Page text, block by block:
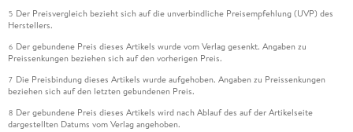
5 Der Preisvergleich bezieht sich auf die unverbindliche Preisempfehlung (UVP) des
Herstellers.
6 Der gebundene Preis dieses Artikels wurde vom Verlag gesenkt. Angaben zu
Preissenkungen beziehen sich auf den vorherigen Preis.
7 Die Preisbindung dieses Artikels wurde aufgehoben. Angaben zu Preissenkungen
beziehen sich auf den letzten gebundenen Preis.
8 Der gebundene Preis dieses Artikels wird nach Ablauf des auf der Artikelseite
dargestellten Datums vom Verlag angehoben.